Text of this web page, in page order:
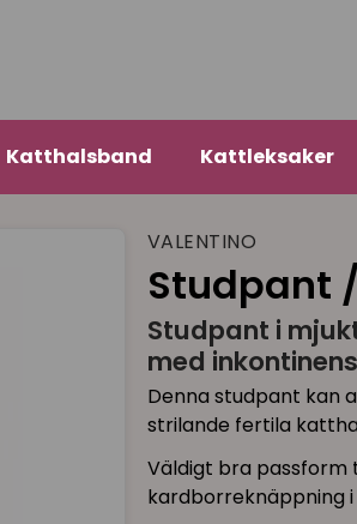
Katthalsband Kattleksaker
VALENTINO
Studpant
Studpant i
med
Denna studpant kan
strilande fertila
Väldigt bra
kardborreknäppning i